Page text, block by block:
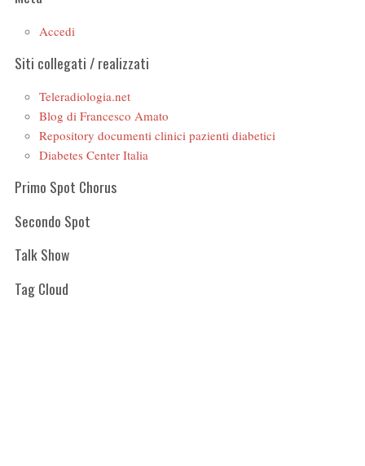
Accedi
Siti collegati / realizzati
Teleradiologia.net
Blog di Francesco Amato
Repository documenti clinici pazienti diabetici
Diabetes Center Italia
Primo Spot Chorus
Secondo Spot
Talk Show
Tag Cloud